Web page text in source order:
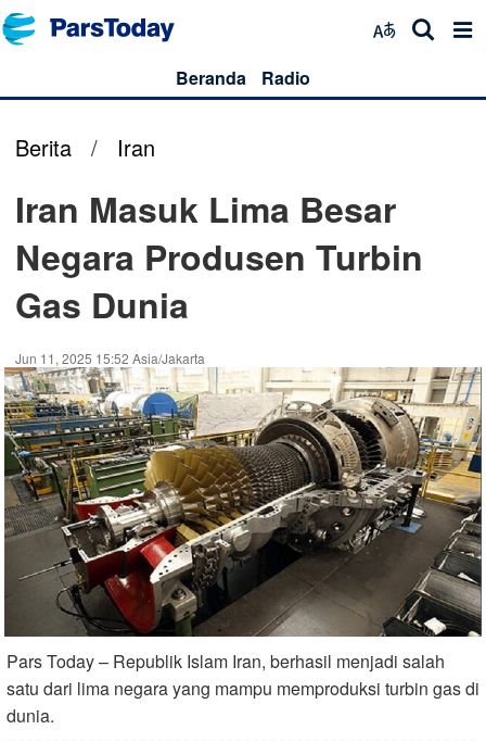
Beranda Radio
Berita / Iran
Iran Masuk Lima Besar
Negara Produsen Turbin
Gas Dunia
Jun 11, 2025 15:52 Asia/Jakarta
Pars Today – Republik Islam Iran, berhasil menjadi salah
satu dari lima negara yang mampu memproduksi turbin gas di
dunia.